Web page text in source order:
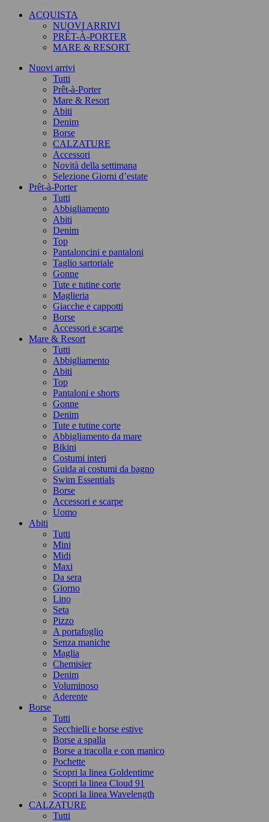
ACQUISTA
NUOVI ARRIVI
PRÊT-À-PORTER
MARE & RESORT
Nuovi arrivi
Tutti
Prêt-à-Porter
Mare & Resort
Abiti
Denim
Borse
CALZATURE
Accessori
Novità della settimana
Selezione Giorni d’estate
Prêt-à-Porter
Tutti
Abbigliamento
Abiti
Denim
Top
Pantaloncini e pantaloni
Taglio sartoriale
Gonne
Tute e tutine corte
Maglieria
Giacche e cappotti
Borse
Accessori e scarpe
Mare & Resort
Tutti
Abbigliamento
Abiti
Top
Pantaloni e shorts
Gonne
Denim
Tute e tutine corte
Abbigliamento da mare
Bikini
Costumi interi
Guida ai costumi da bagno
Swim Essentials
Borse
Accessori e scarpe
Uomo
Abiti
Tutti
Mini
Midi
Maxi
Da sera
Giorno
Lino
Seta
Pizzo
A portafoglio
Senza maniche
Maglia
Chemisier
Denim
Voluminoso
Aderente
Borse
Tutti
Secchielli e borse estive
Borse a spalla
Borse a tracolla e con manico
Pochette
Scopri la linea Goldentime
Scopri la linea Cloud 91
Scopri la linea Wavelength
CALZATURE
Tutti